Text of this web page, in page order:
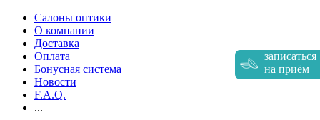
Салоны оптики
О компании
Доставка
Оплата
Бонусная система
Новости
F.A.Q.
...
записаться
на приём